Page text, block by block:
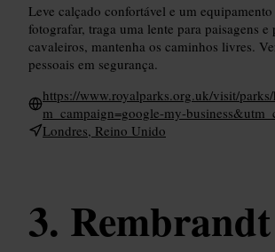
Leve calçado confortável e um
fotografar, traga uma lente para paisagens
cavaleiros, mantenha os caminhos livres.
pessoais em segurança.
https://www.royalparks.org.uk/visit/
m_campaign=google-my-
Londres, Reino Unido